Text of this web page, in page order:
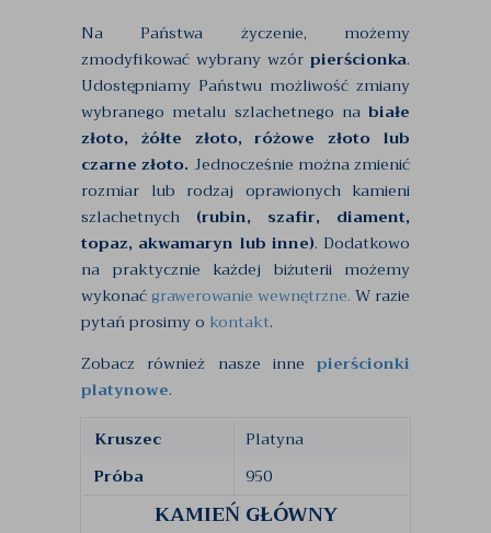
Na Państwa życzenie, możemy
zmodyfikować wybrany wzór pierścionka.
Udostępniamy Państwu możliwość zmiany
wybranego metalu szlachetnego na białe
złoto, żółte złoto, różowe złoto lub
czarne złoto. Jednocześnie można zmienić
rozmiar lub rodzaj oprawionych kamieni
szlachetnych (rubin, szafir, diament,
topaz, akwamaryn lub inne). Dodatkowo
na praktycznie każdej biżuterii możemy
wykonać grawerowanie wewnętrzne. W razie
pytań prosimy o kontakt.
Zobacz również nasze inne pierścionki
platynowe.
Kruszec
Platyna
Próba
950
KAMIEŃ GŁÓWNY